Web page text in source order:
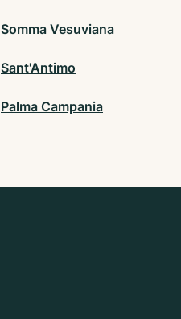
Somma Vesuviana
Sant'Antimo
Palma Campania